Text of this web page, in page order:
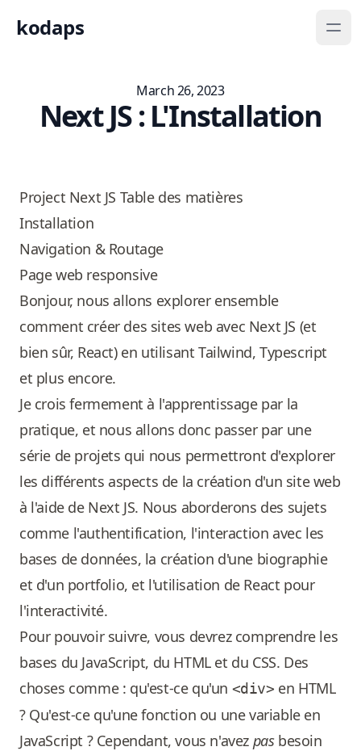
kodaps
March 26, 2023
Next JS : L'Installation
Project Next JS Table des matières
Installation
Navigation & Routage
Page web responsive
Bonjour, nous allons explorer ensemble
comment créer des sites web avec Next JS (et
bien sûr, React) en utilisant Tailwind, Typescript
et plus encore.
Je crois fermement à l'apprentissage par la
pratique, et nous allons donc passer par une
série de projets qui nous permettront d'explorer
les différents aspects de la création d'un site web
à l'aide de Next JS. Nous aborderons des sujets
comme l'authentification, l'interaction avec les
bases de données, la création d'une biographie
et d'un portfolio, et l'utilisation de React pour
l'interactivité.
Pour pouvoir suivre, vous devrez comprendre les
bases du JavaScript, du HTML et du CSS. Des
choses comme : qu'est-ce qu'un <div> en HTML
? Qu'est-ce qu'une fonction ou une variable en
JavaScript ? Cependant, vous n'avez pasbesoin